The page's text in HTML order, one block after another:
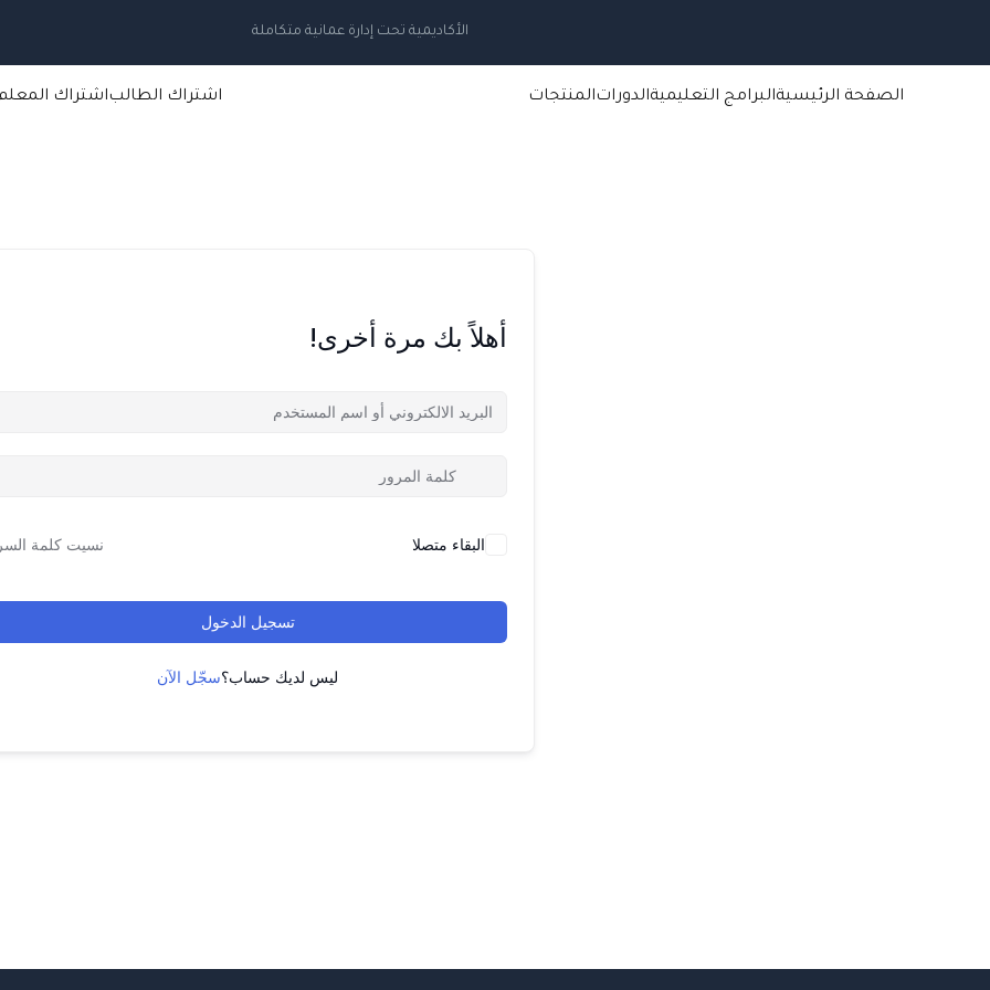
المحتوى
الأكاديمية تحت إدارة عمانية متكاملة
الصفحة الرئيسيةالبرامج التعليميةالدوراتالمنتجات اشتراك الطالباشتراك
أهلاً بك مرة أخرى!
البقاء متصلا نسيت كلمة
تسجيل الدخول
ليس لديك حساب؟سجّل الآن